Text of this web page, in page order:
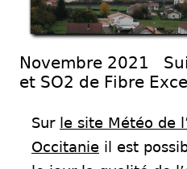
Novembre 2021
et SO2 de Fibre
Sur le site Météo de
Occitanie il est